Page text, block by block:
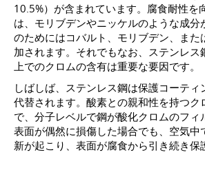
10.5%）が含まれています。腐食耐性を
は、モリブデンやニッケルのような成分
のためにはコバルト、モリブデン、また
加されます。それでもなお、ステンレス
上でのクロムの含有は重要な要因です。
しばしば、ステンレス鋼は保護コーテ
代替されます。酸素との親和性を持つク
で、分子レベルで鋼が酸化クロムのフィ
表面が偶然に損傷した場合でも、空気中
新が起こり、表面が腐食から引き続き保